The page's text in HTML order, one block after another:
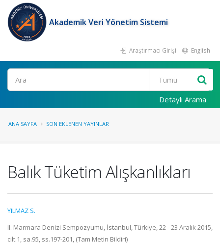
Akademik Veri Yönetim Sistemi
Araştırmacı Girişi English
Ara
Detaylı Arama
ANA SAYFA SON EKLENEN YAYINLAR
Balık Tüketim Alışkanlıkları
YILMAZ S.
II. Marmara Denizi Sempozyumu, İstanbul, Türkiye, 22 - 23 Aralık 2015,
cilt.1, sa.95, ss.197-201, (Tam Metin Bildiri)